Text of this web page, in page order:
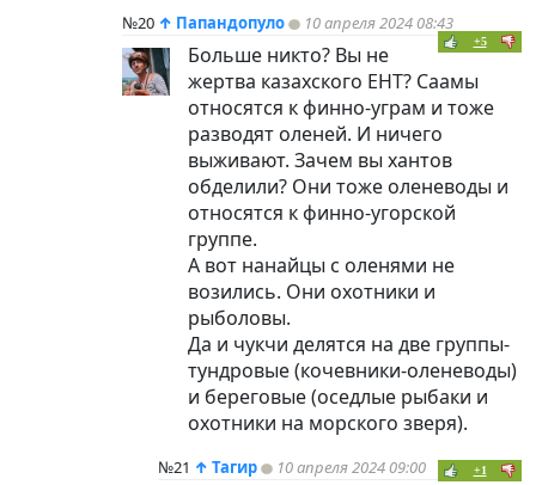
№20 ↑ Папандопуло 10 апреля 2024 08:43
+5
Больше никто? Вы не
жертва казахского ЕНТ? Саамы
относятся к финно-уграм и тоже
разводят оленей. И ничего
выживают. Зачем вы хантов
обделили? Они тоже оленеводы и
относятся к финно-угорской
группе.
А вот нанайцы с оленями не
возились. Они охотники и
рыболовы.
Да и чукчи делятся на две группы-
тундровые (кочевники-оленеводы)
и береговые (оседлые рыбаки и
охотники на морского зверя).
№21 ↑ Тагир 10 апреля 2024 09:00 +1